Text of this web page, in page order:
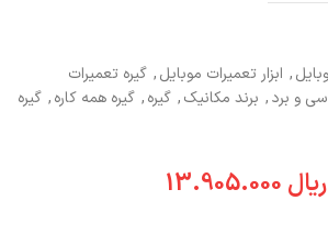
, ابزار تعمیرات موبایل, گیره تعمیرات
و برد, برند مکانیک, گیره, گیره همه کاره, گیره
ریال